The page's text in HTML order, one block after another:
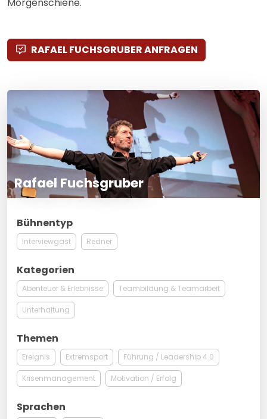
RAFAEL FUCHSGRUBER ANFRAGEN
Rafael Fuchsgruber
Bühnentyp
Interviewgast Redner
Kategorien
Abenteuer & Erlebnisse Teambildung & Teamarbeit
Unterhaltung
Themen
Ereignis Extremsport Führung / Leadership 4.0
Krisenmanagement Motivation / Erfolg
Sprachen